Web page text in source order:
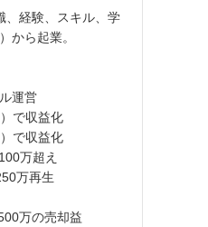
、経験、スキル、学
から起業。
運営
で収益化
で収益化
万超え
万再生
万の売却益